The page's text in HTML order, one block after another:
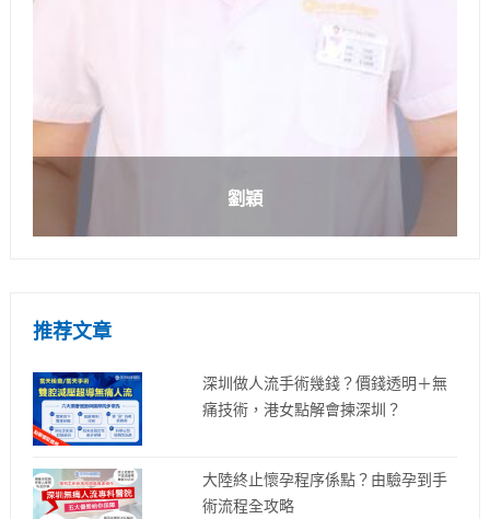
劉穎
推荐文章
深圳做人流手術幾錢？價錢透明＋無
痛技術，港女點解會揀深圳？
大陸終止懷孕程序係點？由驗孕到手
術流程全攻略